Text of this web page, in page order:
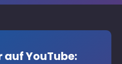
auf YouTube: